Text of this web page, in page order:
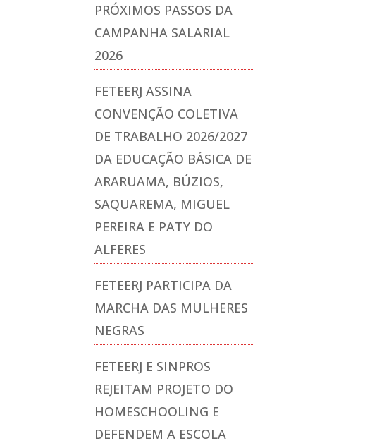
PRÓXIMOS PASSOS DA
CAMPANHA SALARIAL
2026
FETEERJ ASSINA
CONVENÇÃO COLETIVA
DE TRABALHO 2026/2027
DA EDUCAÇÃO BÁSICA DE
ARARUAMA, BÚZIOS,
SAQUAREMA, MIGUEL
PEREIRA E PATY DO
ALFERES
FETEERJ PARTICIPA DA
MARCHA DAS MULHERES
NEGRAS
FETEERJ E SINPROS
REJEITAM PROJETO DO
HOMESCHOOLING E
DEFENDEM A ESCOLA